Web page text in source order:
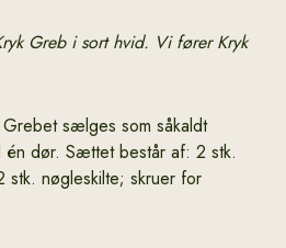
Greb i sort hvid. Vi fører Kryk
sælges som såkaldt
dør. Sættet består af: 2 stk.
nøgleskilte; skruer for